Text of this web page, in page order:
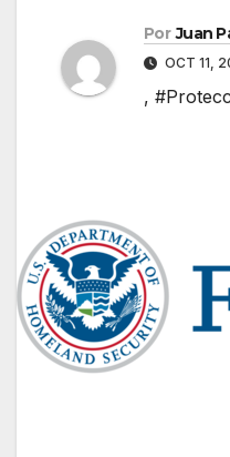
Por Juan
OCT 11,
,